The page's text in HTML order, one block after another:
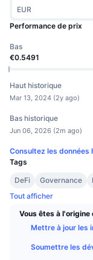
EUR
Performance de prix
Bas
€0.5491
Haut historique
Mar 13, 2024 (2y ago)
Bas historique
Jun 06, 2026 (2m ago)
Consultez les données
Tags
DeFi
Governance
Tout afficher
Vous êtes à l'origine
Mettre à jour les
Soumettre les